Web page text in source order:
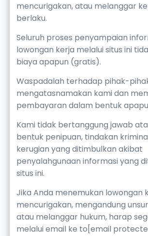
mencurigakan, atau melanggar
berlaku.
Seluruh proses penyampaian
lowongan kerja melalui situs ini
biaya apapun (gratis).
Waspadalah terhadap pihak-
mengatasnamakan kami dan
pembayaran dalam bentuk
Kami tidak bertanggung jawab
bentuk penipuan, tindakan
kerugian yang ditimbulkan akibat
penyalahgunaan informasi yang
situs ini.
Jika Anda menemukan lowongan
mencurigakan, mengandung
atau melanggar hukum, harap
melalui email ke to[email